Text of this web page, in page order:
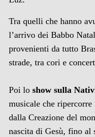
Tra quelli che hanno
l’arrivo dei Babbo
provenienti da tutto
strade, tra cori e
Poi lo show sulla
musicale che
dalla Creazione del
nascita di Gesù, fino al